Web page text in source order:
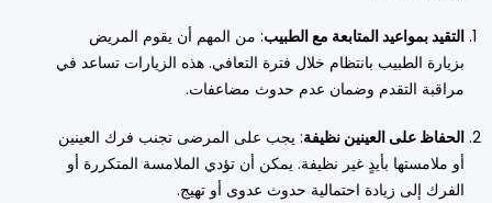
التقيد بمواعيد المتابعة مع الطبيب: من المهم أن يقوم المريض
بزيارة الطبيب بانتظام خلال فترة التعافي. هذه الزيارات تساعد في
مراقبة التقدم وضمان عدم حدوث مضاعفات.
الحفاظ على العينين نظيفة: يجب على المرضى تجنب فرك العينين
أو ملامستها بأيدٍ غير نظيفة. يمكن أن تؤدي الملامسة المتكررة أو
الفرك إلى زيادة احتمالية حدوث عدوى أو تهيج.